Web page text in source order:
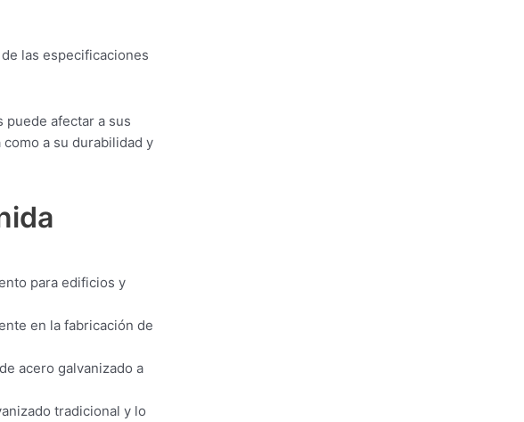
las especificaciones
puede afectar a sus
a su durabilidad y
para edificios y
en la fabricación de
acero galvanizado a
tradicional y lo